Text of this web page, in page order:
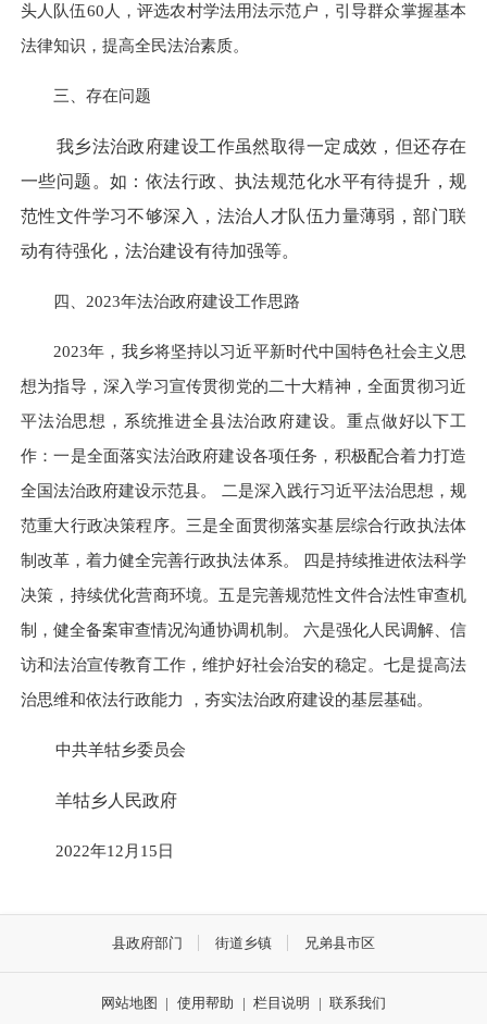
头人队伍60人，评选农村学法用法示范户，引导群众掌握基本
法律知识，提高全民法治素质。
三 、存在问题
我乡法治政府建设工作虽然取得一定成效，但还存在
一些问题。如：依法行政、执法规范化水平有待提升，规
范性文件学习不够深入，法治人才队伍力量薄弱，部门联
动有待强化，法治建设有待加强等。
四 2023年法治政府建设工作思路
2023年，我乡将坚持以习近平新时代中国特色社会主义思
想为指导，深入学习宣传贯彻党的二十大精神，全面贯彻习近
平法治思想，系统推进全县法治政府建设。重点做好以下工
作：一是全面落实法治政府建设各项任务，积极配合着力打造
全国法治政府建设示范县。
二是深入践行习近平法治思想，规
范重大行政决策程序。三是全面贯彻落实基层综合行政执法体
制改革，着力健全完善行政执法体系。
四是持续推进依法科学
决策，持续优化营商环境。五是完善规范性文件合法性审查机
制，健全备案审查情况沟通协调机制。
六是强化人民调解、信
访和法治宣传教育工作，维护好社会治安的稳定。七是提高法
治思维和依法行政能力
， 夯实法治政府建设的基层基础。
中共羊牯乡委员会
羊牯乡人民政府
2022年12月15日
县政府部门 街道乡镇 兄弟县市区
网站地图 | 使用帮助 | 栏目说明 | 联系我们